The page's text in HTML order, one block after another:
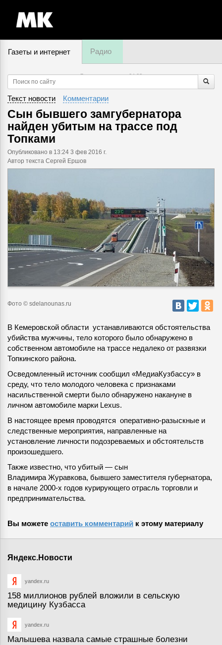
Газеты и интернет Радио
7 августа, четверг,04:03
Текст новости Комментарии
Сын бывшего замгубернатора
найден убитым на трассе под
Топками
Опубликовано в 13:24 3 фев 2016 г.
Автор текста Сергей Ершов
Фото © sdelanounas.ru
В Кемеровской области устанавливаются обстоятельства
убийства мужчины, тело которого было обнаружено в
собственном автомобиле на трассе недалеко от развязки
Топкинского района.
Осведомленный источник сообщил «МедиаКузбассу» в
среду, что тело молодого человека с признаками
насильственной смерти было обнаружено накануне в
личном автомобиле марки Lexus.
В настоящее время проводятся оперативно-разыскные и
следственные мероприятия, направленные на
установление личности подозреваемых и обстоятельств
произошедшего.
Также известно, что убитый — сын
Владимира Журавкова, бывшего заместителя губернатора,
в начале 2000-х годов курирующего отрасль торговли и
предпринимательства.
Вы можете оставить комментарий к этому материалу
Яндекс.Новости
yandex.ru
158 миллионов рублей вложили в сельскую
медицину Кузбасса
yandex.ru
Малышева назвала самые страшные болезни